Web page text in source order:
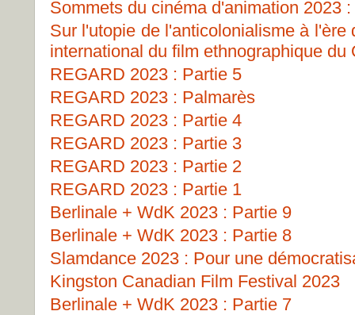
Sommets du cinéma d'animation 2023
Sur l'utopie de l'anticolonialisme à
international du film ethnographique du
REGARD 2023 : Partie 5
REGARD 2023 : Palmarès
REGARD 2023 : Partie 4
REGARD 2023 : Partie 3
REGARD 2023 : Partie 2
REGARD 2023 : Partie 1
Berlinale + WdK 2023 : Partie 9
Berlinale + WdK 2023 : Partie 8
Slamdance 2023 : Pour une
Kingston Canadian Film Festival 2023
Berlinale + WdK 2023 : Partie 7